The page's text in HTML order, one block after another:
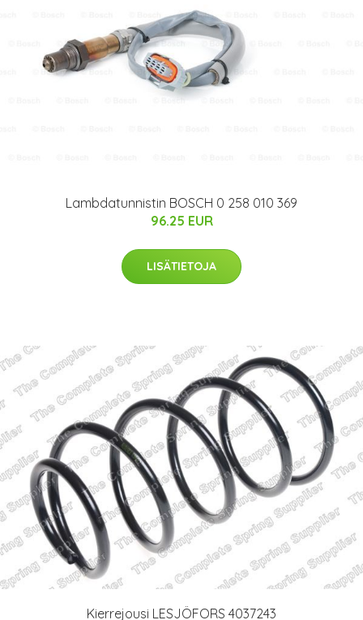
Lambdatunnistin BOSCH 0 258 010 369
96.25 EUR
LISÄTIETOJA
Kierrejousi LESJÖFORS 4037243